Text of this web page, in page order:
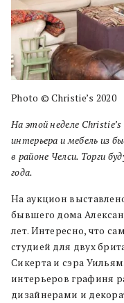
Photo © Christie’s 2020
На этой неделе
интерьера и мебель из
в районе Челси. Торги
года.
На аукцион
бывшего дома
лет. Интересно, что
студией для двух
Сикерта и сэра
интерьеров графиня
дизайнерами и